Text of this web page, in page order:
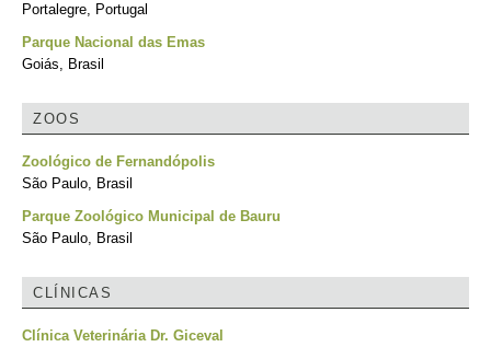
Portalegre, Portugal
Parque Nacional das Emas
Goiás, Brasil
ZOOS
Zoológico de Fernandópolis
São Paulo, Brasil
Parque Zoológico Municipal de Bauru
São Paulo, Brasil
CLÍNICAS
Clínica Veterinária Dr. Giceval